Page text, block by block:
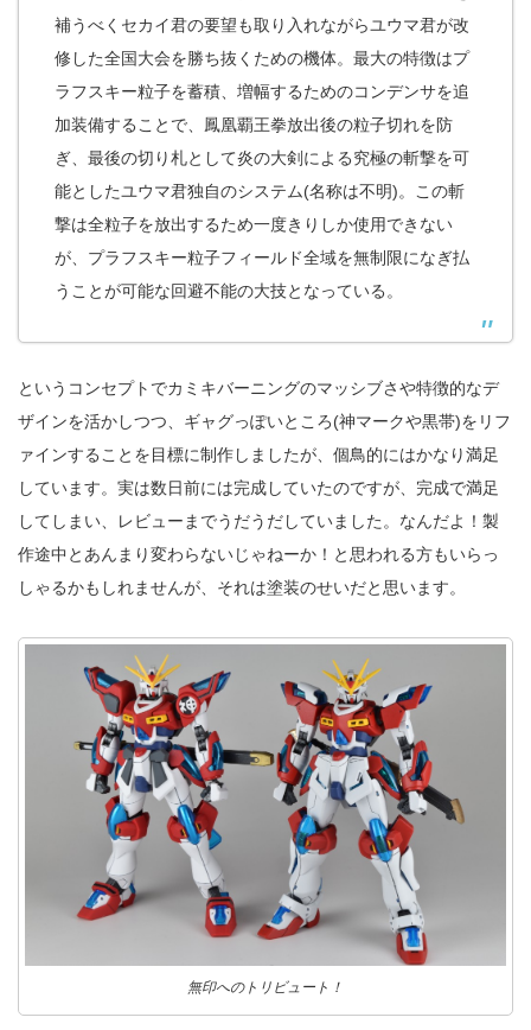
補うべくセカイ君の要望も取り入れながらユウマ君が改
修した全国大会を勝ち抜くための機体。最大の特徴はプ
ラフスキー粒子を蓄積、増幅するためのコンデンサを追
加装備することで、鳳凰覇王拳放出後の粒子切れを防
ぎ、最後の切り札として炎の大剣による究極の斬撃を可
能としたユウマ君独自のシステム(名称は不明)。この斬
撃は全粒子を放出するため一度きりしか使用できない
が、プラフスキー粒子フィールド全域を無制限になぎ払
うことが可能な回避不能の大技となっている。
というコンセプトでカミキバーニングのマッシブさや特徴的なデ
ザインを活かしつつ、ギャグっぽいところ(神マークや黒帯)をリフ
ァインすることを目標に制作しましたが、個鳥的にはかなり満足
しています。実は数日前には完成していたのですが、完成で満足
してしまい、レビューまでうだうだしていました。なんだよ！製
作途中とあんまり変わらないじゃねーか！と思われる方もいらっ
しゃるかもしれませんが、それは塗装のせいだと思います。
無印へのトリビュート！